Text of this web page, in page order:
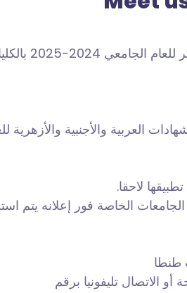
بالكليات التالية:
العربية والأجنبية والأزهرية
لاحقا.
الخاصة فور إعلانه يتم
طنطا
الاتصال تليفونيا برقم